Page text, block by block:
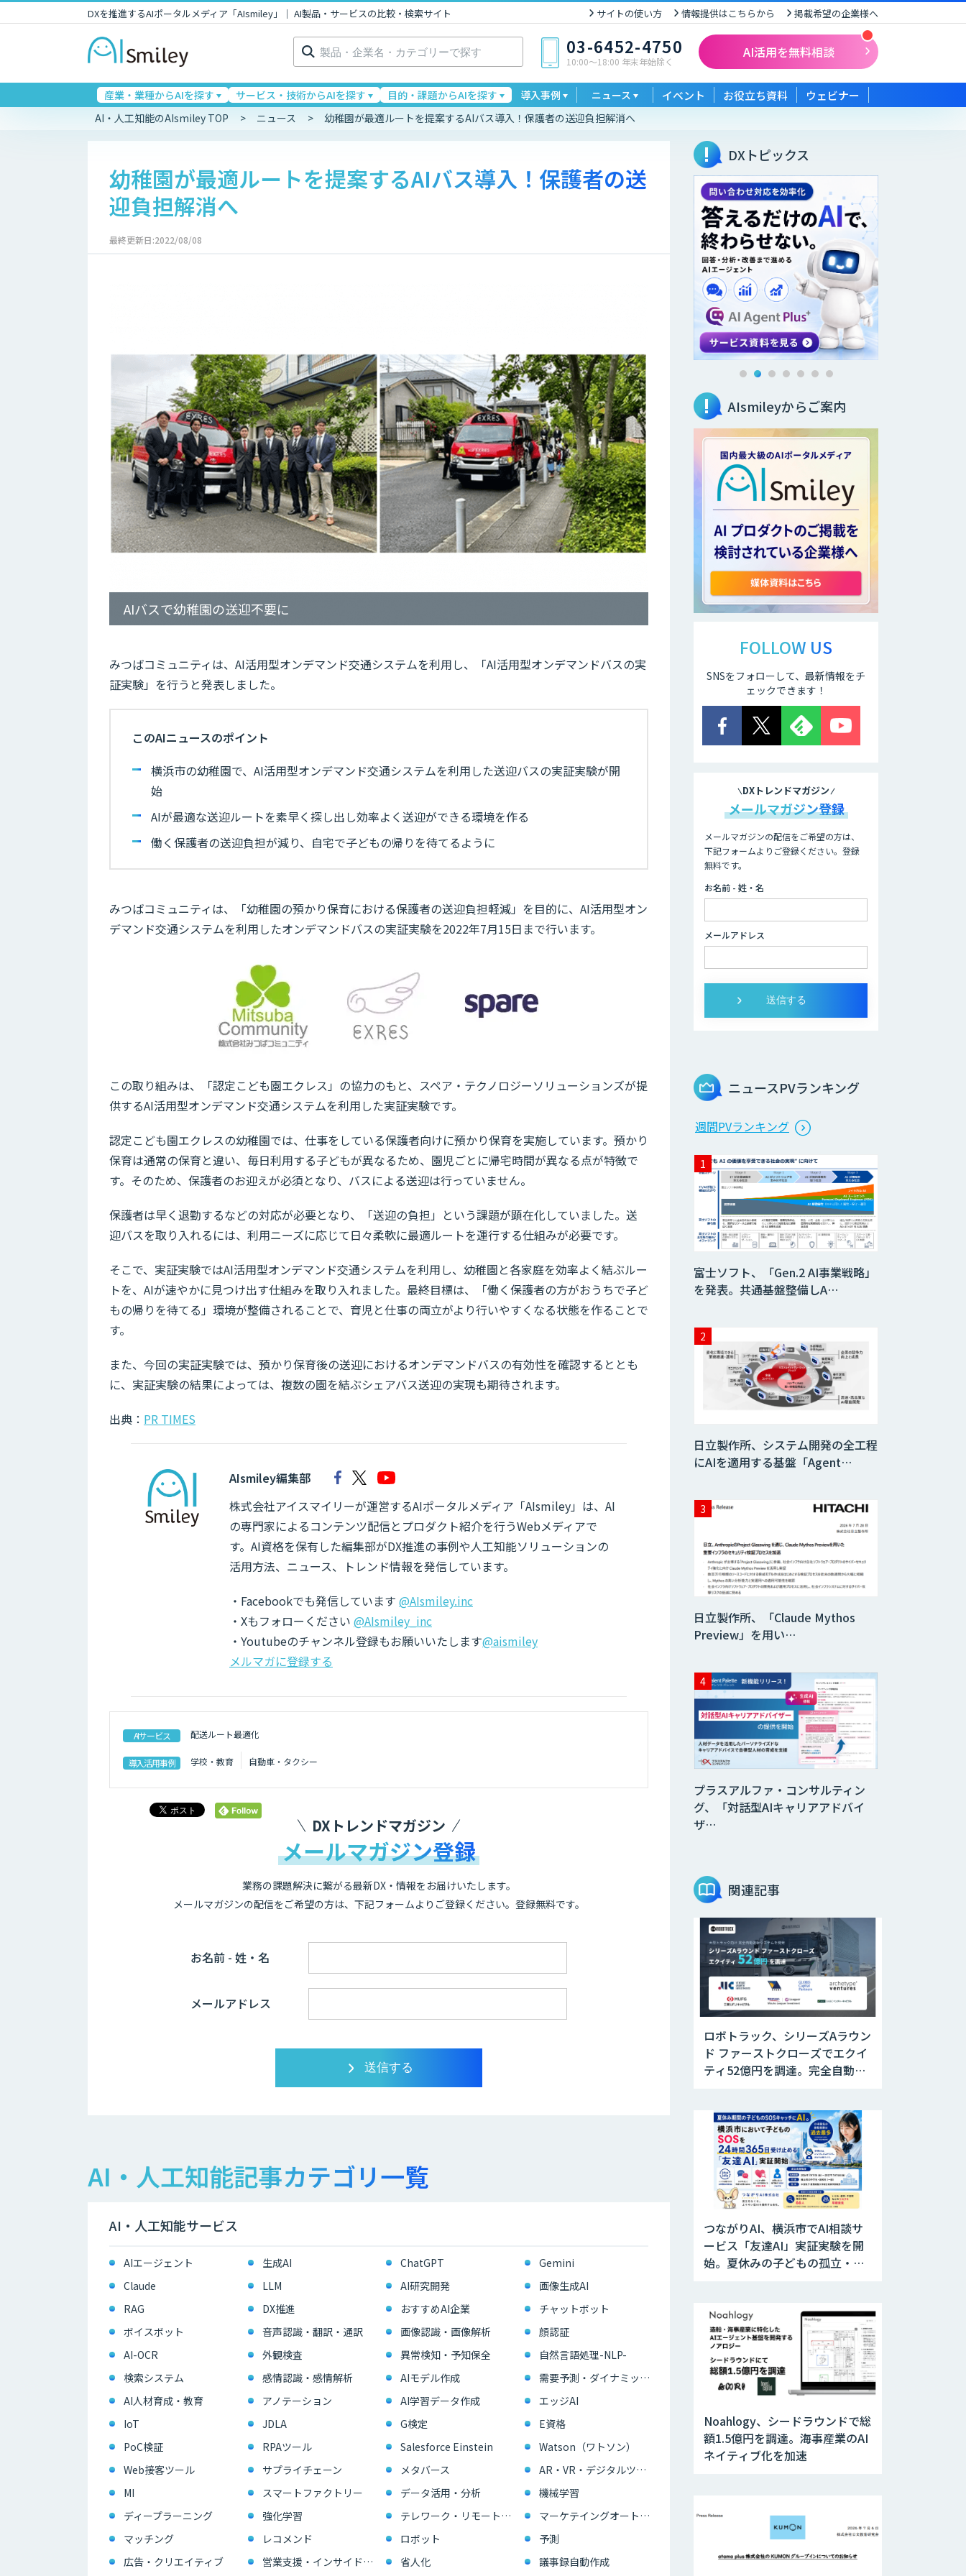
DXを推進するAIポータルメディア「AIsmiley」｜ AI製品・サービスの比較・検索サイト サイトの使い方 情報提供はこちらから 掲載希望の企業様へ
検
索: 03-6452-4750
10:00〜18:00 年末年始除く
AI活用を無料相談
産業・業種からAIを探す サービス・技術からAIを探す 目的・課題からAIを探す 導入事例 ニュース イベント お役立ち資料 ウェビナー
AI・人工知能のAIsmiley TOP ニュース 幼稚園が最適ルートを提案するAIバス導入！保護者の送迎負担解消へ
幼稚園が最適ルートを提案するAIバス導入！保護者の送
迎負担解消へ
最終更新日:2022/08/08
AIバスで幼稚園の送迎不要に
みつばコミュニティは、AI活用型オンデマンド交通システムを利用し、「AI活用型オンデマンドバスの実
証実験」を行うと発表しました。
このAIニュースのポイント
横浜市の幼稚園で、AI活用型オンデマンド交通システムを利用した送迎バスの実証実験が開
始
AIが最適な送迎ルートを素早く探し出し効率よく送迎ができる環境を作る
働く保護者の送迎負担が減り、自宅で子どもの帰りを待てるように
みつばコミュニティは、「幼稚園の預かり保育における保護者の送迎負担軽減」を目的に、AI活用型オン
デマンド交通システムを利用したオンデマンドバスの実証実験を2022年7月15日まで行います。
この取り組みは、「認定こども園エクレス」の協力のもと、スペア・テクノロジーソリューションズが提
供するAI活用型オンデマンド交通システムを利用した実証実験です。
認定こども園エクレスの幼稚園では、仕事をしている保護者向けに預かり保育を実施しています。預かり
保育は通常の保育と違い、毎日利用する子どもが異なるため、園児ごとに帰宅時間が異なる点が特徴で
す。そのため、保護者のお迎えが必須となり、バスによる送迎は行っていません。
保護者は早く退勤するなどの対応が必要となり、「送迎の負担」という課題が顕在化していました。送
迎バスを取り入れるには、利用ニーズに応じて日々柔軟に最適ルートを運行する仕組みが必要です。
そこで、実証実験ではAI活用型オンデマンド交通システムを利用し、幼稚園と各家庭を効率よく結ぶルー
トを、AIが速やかに見つけ出す仕組みを取り入れました。最終目標は、「働く保護者の方がおうちで子ど
もの帰りを待てる」環境が整備されることで、育児と仕事の両立がより行いやすくなる状態を作ることで
す。
また、今回の実証実験では、預かり保育後の送迎におけるオンデマンドバスの有効性を確認するととも
に、実証実験の結果によっては、複数の園を結ぶシェアバス送迎の実現も期待されます。
出典： PR TIMES
AIsmiley編集部
株式会社アイスマイリーが運営するAIポータルメディア「AIsmiley」は、AI
の専門家によるコンテンツ配信とプロダクト紹介を行うWebメディアで
す。AI資格を保有した編集部がDX推進の事例や人工知能ソリューションの
活用方法、ニュース、トレンド情報を発信しています。
・Facebookでも発信しています @AIsmiley.inc
・Xもフォローください @AIsmiley_inc
・Youtubeのチャンネル登録もお願いいたします@aismiley
メルマガに登録する
AIサービス 配送ルート最適化
導入活用事例 学校・教育 自動車・タクシー
DXトレンドマガジン
メールマガジン登録
業務の課題解決に繋がる最新DX・情報をお届けいたします。
メールマガジンの配信をご希望の方は、下記フォームよりご登録ください。登録無料です。
お名前 - 姓・名
メールアドレス
AI・人工知能記事カテゴリ一覧
AI・人工知能サービス
AIエージェント 生成AI ChatGPT
Gemini
Claude
LLM AI研究開発
画像生成AI
RAG
DX推進 おすすめAI企業
チャットボット
ボイスボット
音声認識・翻訳・通訳 画像認識・画像解析
顔認証
AI-OCR
外観検査 異常検知・予知保全
自然言語処理-NLP-
検索システム
感情認識・感情解析 AIモデル作成
需要予測・ダイナミックプライシング
AI人材育成・教育
アノテーション AI学習データ作成
エッジAI
IoT
JDLA G検定
E資格
PoC検証
RPAツール Salesforce Einstein
Watson（ワトソン）
Web接客ツール
サプライチェーン メタバース
AR・VR・デジタルツイン
MI
スマートファクトリー データ活用・分析
機械学習
ディープラーニング
強化学習 テレワーク・リモートワーク
マーケテイングオートメーション・MAツール
マッチング
レコメンド ロボット
予測
広告・クリエイティブ
営業支援・インサイドセールス 省人化 議事録自動作成
DXトピックス
AIsmileyからご案内
FOLLOW US
SNSをフォローして、最新情報をチ
ェックできます！
DXトレンドマガジン
メールマガジン登録
メールマガジンの配信をご希望の方は、
下記フォームよりご登録ください。登録
無料です。
お名前 - 姓・名
メールアドレス
ニュースPVランキング
週間PVランキング
富士ソフト、「Gen.2 AI事業戦略」
を発表。共通基盤整備しA…
日立製作所、システム開発の全工程
にAIを適用する基盤「Agent…
日立製作所、「Claude Mythos
Preview」を用い…
プラスアルファ・コンサルティン
グ、「対話型AIキャリアアドバイ
ザ…
関連記事
ロボトラック、シリーズAラウン
ド ファーストクローズでエクイ
ティ52億円を調達。完全自動運
つながりAI、横浜市でAI相談サ
ービス「友達AI」実証実験を開
始。夏休みの子どもの孤立・
Noahlogy、シードラウンドで総
額1.5億円を調達。海事産業のAI
ネイティブ化を加速